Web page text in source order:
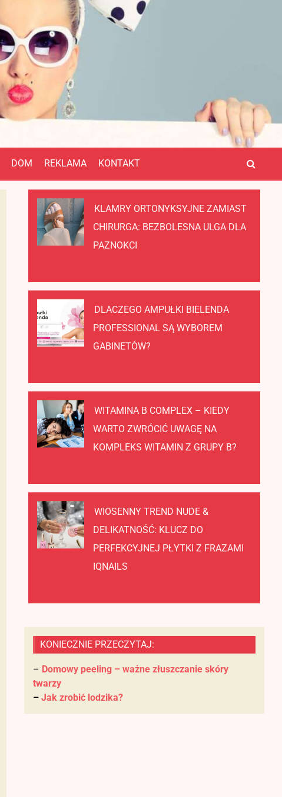
DOM REKLAMA KONTAKT
KLAMRY ORTONYKSYJNE ZAMIAST
CHIRURGA: BEZBOLESNA ULGA DLA
PAZNOKCI
DLACZEGO AMPUŁKI BIELENDA
PROFESSIONAL SĄ WYBOREM
GABINETÓW?
WITAMINA B COMPLEX – KIEDY
WARTO ZWRÓCIĆ UWAGĘ NA
KOMPLEKS WITAMIN Z GRUPY B?
WIOSENNY TREND NUDE &
DELIKATNOŚĆ: KLUCZ DO
PERFEKCYJNEJ PŁYTKI Z FRAZAMI
IQNAILS
KONIECZNIE PRZECZYTAJ:
– Domowy peeling – ważne złuszczanie skóry
twarzy
– Jak zrobić lodzika?